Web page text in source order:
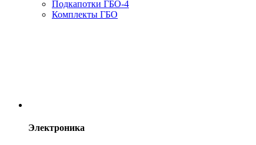
Подкапотки ГБО-4
Комплекты ГБО
Электроника